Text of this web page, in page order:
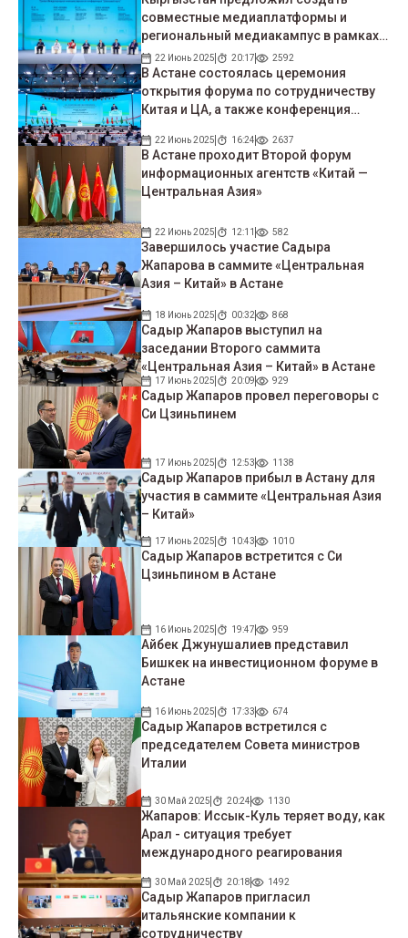
совместные медиаплатформы и
региональный медиакампус в рамках
Шёлкового пути
22 Июнь 2025 20:17 2592
В Астане состоялась церемония
открытия форума по сотрудничеству
Китая и ЦА, а также конференция
«Шёлкового пути»
22 Июнь 2025 16:24 2637
В Астане проходит Второй форум
информационных агентств «Китай —
Центральная Азия»
22 Июнь 2025 12:11 582
Завершилось участие Садыра
Жапарова в саммите «Центральная
Азия – Китай» в Астане
18 Июнь 2025 00:32 868
Садыр Жапаров выступил на
заседании Второго саммита
«Центральная Азия – Китай» в Астане
17 Июнь 2025 20:09 929
Садыр Жапаров провел переговоры с
Си Цзиньпинем
17 Июнь 2025 12:53 1138
Садыр Жапаров прибыл в Астану для
участия в саммите «Центральная Азия
– Китай»
17 Июнь 2025 10:43 1010
Садыр Жапаров встретится с Си
Цзиньпином в Астане
16 Июнь 2025 19:47 959
Айбек Джунушалиев представил
Бишкек на инвестиционном форуме в
Астане
16 Июнь 2025 17:33 674
Садыр Жапаров встретился с
председателем Совета министров
Италии
30 Май 2025 20:24 1130
Жапаров: Иссык-Куль теряет воду, как
Арал - ситуация требует
международного реагирования
30 Май 2025 20:18 1492
Садыр Жапаров пригласил
итальянские компании к
сотрудничеству